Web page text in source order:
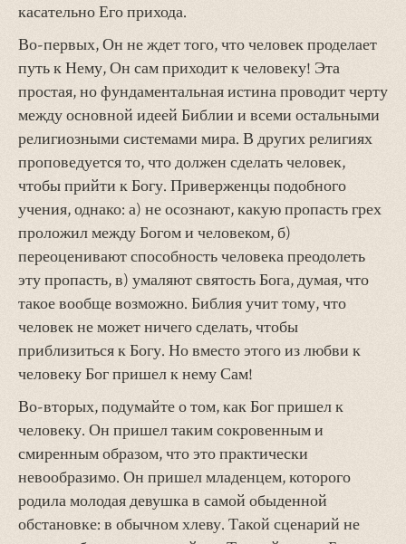
касательно Его прихода.
Во-первых, Он не ждет того, что человек проделает
путь к Нему, Он сам приходит к человеку! Эта
простая, но фундаментальная истина проводит черту
между основной идеей Библии и всеми остальными
религиозными системами мира. В других религиях
проповедуется то, что должен сделать человек,
чтобы прийти к Богу. Приверженцы подобного
учения, однако: а) не осознают, какую пропасть грех
проложил между Богом и человеком, б)
переоценивают способность человека преодолеть
эту пропасть, в) умаляют святость Бога, думая, что
такое вообще возможно. Библия учит тому, что
человек не может ничего сделать, чтобы
приблизиться к Богу. Но вместо этого из любви к
человеку Бог пришел к нему Сам!
Во-вторых, подумайте о том, как Бог пришел к
человеку. Он пришел таким сокровенным и
смиренным образом, что это практически
невообразимо. Он пришел младенцем, которого
родила молодая девушка в самой обыденной
обстановке: в обычном хлеву. Такой сценарий не